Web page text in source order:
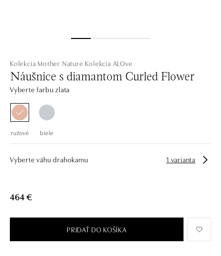
Kolekcia Mother Nature Kolekcia ALOve
Náušnice s diamantom Curled Flower
Vyberte farbu zlata
ružové biele
Vyberte váhu drahokamu 1 varianta
464 €
PRIDAŤ DO KOŠÍKA